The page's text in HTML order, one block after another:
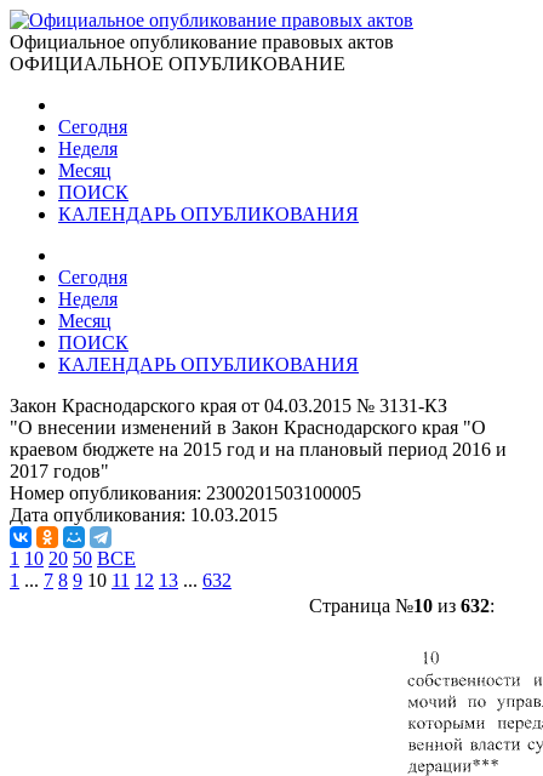
Официальное опубликование правовых актов
ОФИЦИАЛЬНОЕ ОПУБЛИКОВАНИЕ
Сегодня
Неделя
Месяц
ПОИСК
КАЛЕНДАРЬ ОПУБЛИКОВАНИЯ
Сегодня
Неделя
Месяц
ПОИСК
КАЛЕНДАРЬ ОПУБЛИКОВАНИЯ
Закон Краснодарского края от 04.03.2015 № 3131-КЗ
"О внесении изменений в Закон Краснодарского края "О
краевом бюджете на 2015 год и на плановый период 2016 и
2017 годов"
Номер опубликования: 2300201503100005
Дата опубликования: 10.03.2015
1 10 20 50 ВСЕ
1 ... 7 8 9 10 11 12 13 ... 632
Страница №10из 632: